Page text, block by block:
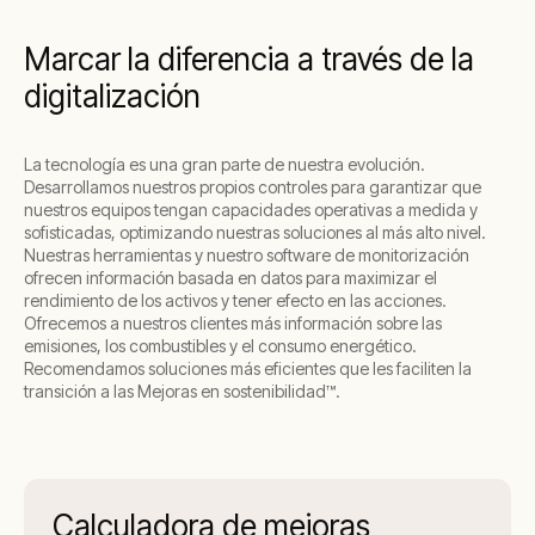
clientes. Convertir en híbrido el gas para lograr
la máxima eficiencia, con controles únicos que
optimicen la capacidad de monitorización del
Marcar la diferencia a través de la
digitalización
La tecnología es una gran parte de nuestra evolución.
Desarrollamos nuestros propios controles para garantizar que
nuestros equipos tengan capacidades operativas a medida y
sofisticadas, optimizando nuestras soluciones al más alto nivel.
Nuestras herramientas y nuestro software de monitorización
ofrecen información basada en datos para maximizar el
rendimiento de los activos y tener efecto en las acciones.
Ofrecemos a nuestros clientes más información sobre las
emisiones, los combustibles y el consumo energético.
Recomendamos soluciones más eficientes que les faciliten la
transición a las Mejoras en sostenibilidad™.
Calculadora de mejoras